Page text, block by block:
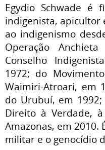
Egydio Schwade é
indigenista, apicultor
ao indigenismo
Operação
Conselho
1972; do
Waimiri-Atroari, em
do Urubuí, em
Direito à Verdade,
Amazonas, em 2010.
militar e o genocídio